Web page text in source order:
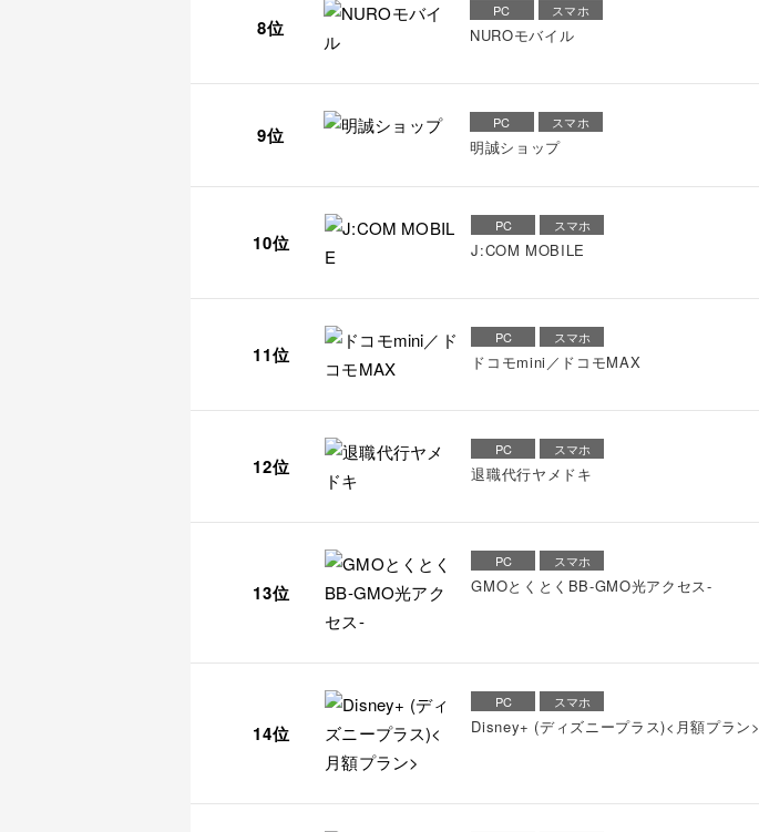
8位
PC スマホ
NUROモバイル
9位
PC スマホ
明誠ショップ
10位
PC スマホ
J:COM MOBILE
11位
PC スマホ
ドコモmini／ドコモMAX
12位
PC スマホ
退職代行ヤメドキ
13位
PC スマホ
GMOとくとくBB-GMO光アクセス-
14位
PC スマホ
Disney+ (ディズニープラス)<月額プラン>